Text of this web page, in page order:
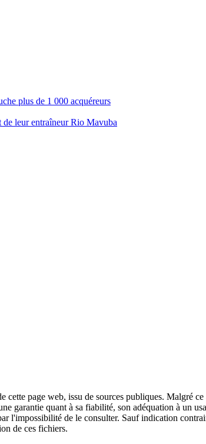
plus de 1 000 acquéreurs
leur entraîneur Rio Mavuba
page web, issu de sources publiques. Malgré
garantie quant à sa fiabilité, son adéquation à un
l'impossibilité de le consulter. Sauf indication
de ces fichiers.